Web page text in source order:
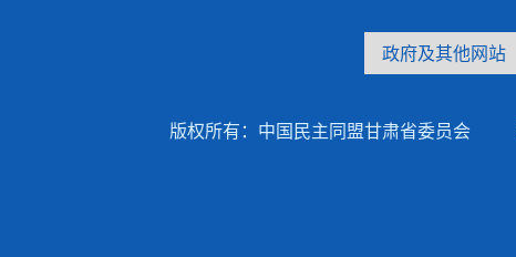
版权所有：中国民主同盟甘肃省委员会